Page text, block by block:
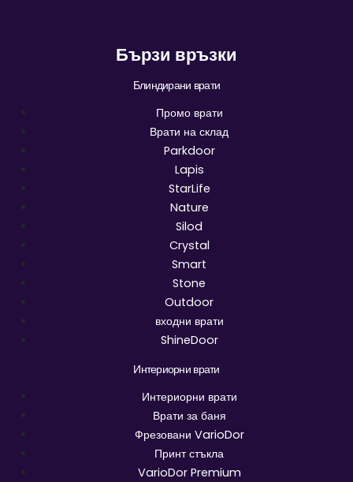
Бързи връзки
Блиндирани врати
Промо врати
Врати на склад
Parkdoor
Lapis
StarLife
Nature
Silod
Crystal
Smart
Stone
Outdoor
входни врати
ShineDoor
Интериорни врати
Интериорни врати
Врати за баня
Фрезовани VarioDor
Принт стъкла
VarioDor Premium